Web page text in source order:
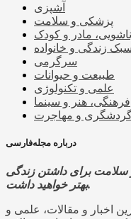
آشپزی
پزشکی و سلامت
مادر و کودک
سبک زندگی و خانواده
سرگرمی
طبیعت و حیوانات
علمی و تکنولوژی
فرهنگی، هنر و سینما
و مهاجرت
درباره مجله‌فارسی
سلامت برای داشتن زندگی
بهتر خواهید داشت.
اخبار و مقالات، علمی و